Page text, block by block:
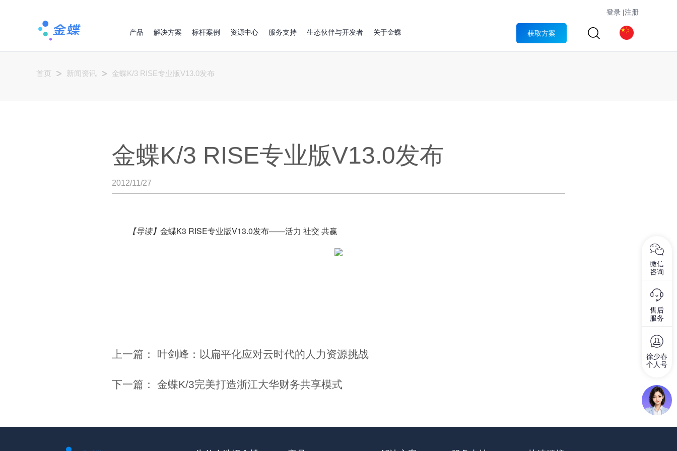
登录 |注册
产品 解决方案 标杆案例 资源中心 服务支持 生态伙伴与开发者 关于金蝶 获取方案
首页 新闻资讯 金蝶K/3 RISE专业版V13.0发布
金蝶K/3 RISE专业版V13.0发布
2012/11/27
【导读】 金蝶K3 RISE专业版V13.0发布——活力 社交 共赢
上一篇： 叶剑峰：以扁平化应对云时代的人力资源挑战
下一篇： 金蝶K/3完美打造浙江大华财务共享模式
微信
咨询
售后
服务
徐少春
个人号